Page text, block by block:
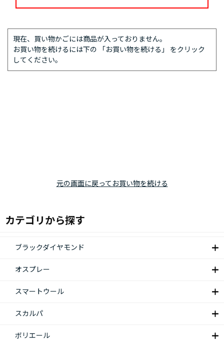
現在、買い物かごには商品が入っておりません。
お買い物を続けるには下の 「お買い物を続ける」 をクリック
してください。
元の画面に戻ってお買い物を続ける
カテゴリから探す
ブラックダイヤモンド
オスプレー
スマートウール
スカルパ
ボリエール